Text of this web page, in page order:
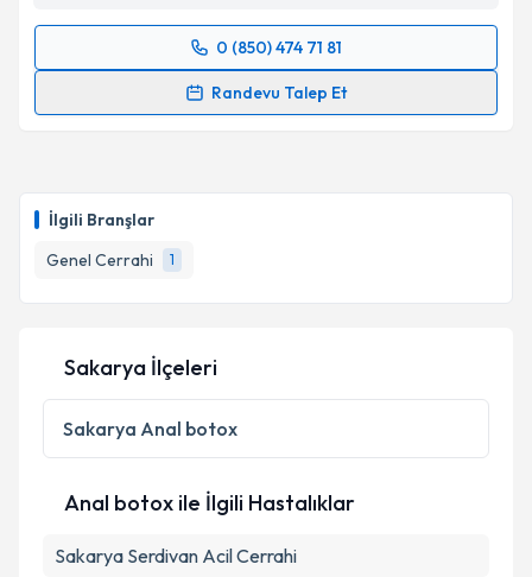
İlgili Branşlar
Genel Cerrahi
1
Takvim Talebini Gönder
0 (850) 474 71 81
Randevu Talep Et
Randevu Takvimi Talebi
E-posta Adresiniz
Kişisel verilerimin işlenmesine ilişkin
Metni'ni okudum ve kişisel verilerimin belirtilen
kapsamda işlenmesini kabul ediyorum.
Sakarya İlçeleri
Sakarya Anal botox
Anal botox ile İlgili Hastalıklar
Sakarya Serdivan Acil Cerrahi